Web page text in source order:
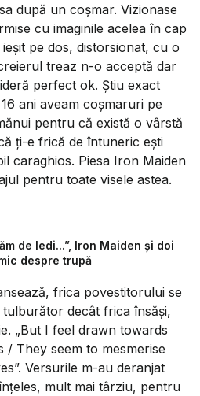
după un coșmar. Vizionase
cu imaginile acelea în cap
pe dos, distorsionat, cu o
treaz n-o acceptă dar
perfect ok. Știu exact
ani aveam coșmaruri pe
pentru că există o vârstă
ți-e frică de întuneric ești
caraghios. Piesa Iron Maiden
pentru toate visele astea.
de Iedi...”, Iron Maiden și doi
despre trupă
frica povestitorului se
decât frica însăși,
„But I feel drawn towards
/ They seem to mesmerise
Versurile m-au deranjat
mult mai târziu, pentru